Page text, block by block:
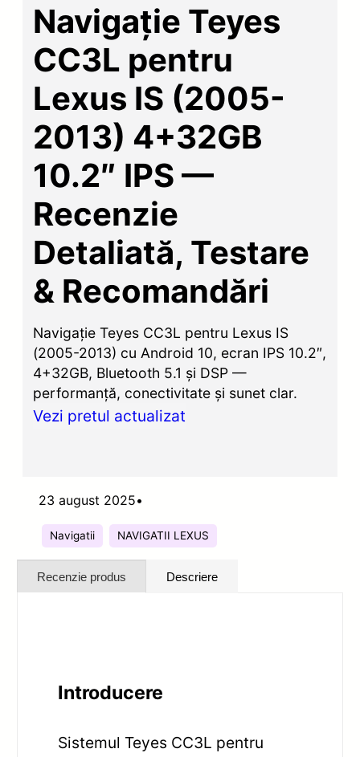
Navigație Teyes
CC3L pentru
Lexus IS (2005-
2013) 4+32GB
10.2″ IPS —
Recenzie
Detaliată, Testare
& Recomandări
Navigație Teyes CC3L pentru Lexus IS
(2005-2013) cu Android 10, ecran IPS 10.2″,
4+32GB, Bluetooth 5.1 și DSP —
performanță, conectivitate și sunet clar.
Vezi pretul actualizat
23 august 2025•
Navigatii NAVIGATII LEXUS
Recenzie produs Descriere
Introducere
Sistemul Teyes CC3L pentru